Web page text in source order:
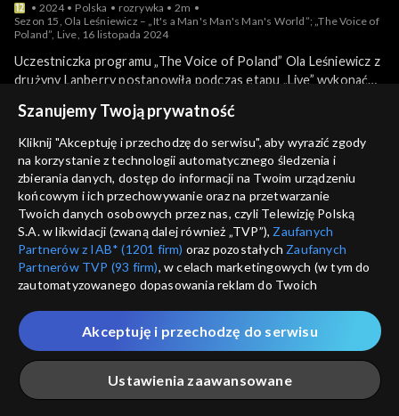
2024 Polska rozrywka
2m
Sezon 15, Ola Leśniewicz – „It's a Man's Man's Man's World”; „The Voice of
Poland”, Live, 16 listopada 2024
Uczestniczka programu „The Voice of Poland” Ola Leśniewicz z
drużyny Lanberry postanowiła podczas etapu „Live” wykonać
amerykańskiego piosenkarza Jamesa Browna z 1964 roku.
Piosenka o świecie facetów, którzy bez kobiet byliby nikim
doczekała się setek wykonań… Leśniewicz swoją wersję
przeboju wykonała 16 listopada 2024 roku na antenie TVP2.
więcej
Sezony i odcinki
Wybierz
16. edycja – występy
16. edycja
15. edycja
15. edycja – występy
Rekomendowane dla Ciebie
Szanujemy Twoją prywatność
Kliknij "Akceptuję i przechodzę do serwisu", aby wyrazić zgody
na korzystanie z technologii automatycznego śledzenia i
zbierania danych, dostęp do informacji na Twoim urządzeniu
końcowym i ich przechowywanie oraz na przetwarzanie
Twoich danych osobowych przez nas, czyli Telewizję Polską
S.A. w likwidacji (zwaną dalej również „TVP”), Zaufanych
Partnerów z IAB* (1201 firm) oraz pozostałych Zaufanych
Partnerów TVP (93 firm), w celach marketingowych (w tym do
zautomatyzowanego dopasowania reklam do Twoich
które wskazujemy poniżej, a także zgody na udostępnianie
przez nas identyfikatora PPID do Google.
Twoje dane osobowe zbierane podczas odwiedzania przez
Ciebie naszych
poszczególnych serwisówzwanych dalej
„Portalem”, w tym informacje zapisywane za pomocą
Ustawienia zaawansowane
Akceptuję i przechodzę do serwisu